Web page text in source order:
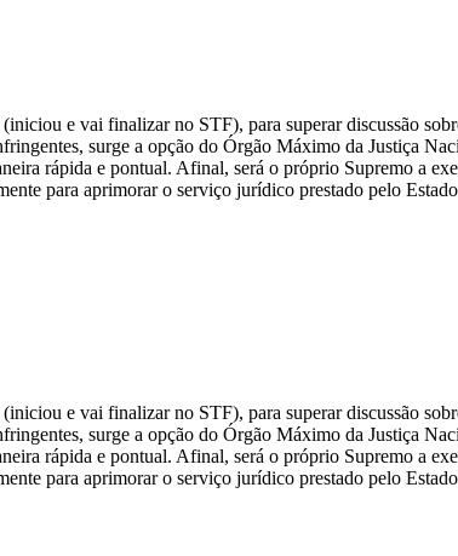
e vai finalizar no STF), para superar discussão
surge a opção do Órgão Máximo da Justiça
rápida e pontual. Afinal, será o próprio Supremo a
para aprimorar o serviço jurídico prestado pelo
e vai finalizar no STF), para superar discussão
surge a opção do Órgão Máximo da Justiça
rápida e pontual. Afinal, será o próprio Supremo a
para aprimorar o serviço jurídico prestado pelo